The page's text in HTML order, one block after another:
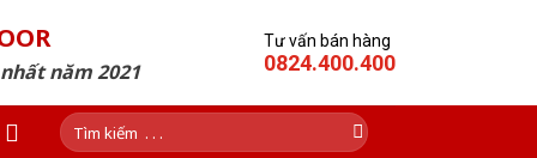
năm 2021
Tư vấn bán hàng
0824.400.400
Tìm
kiếm: